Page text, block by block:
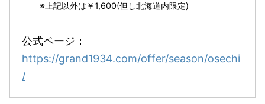
※上記以外は￥1,600(但し北海道内限定)
公式ページ：
https://grand1934.com/offer/season/osechi
/